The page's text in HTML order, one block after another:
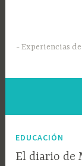
Experiencias
EDUCACIÓN
El diario de